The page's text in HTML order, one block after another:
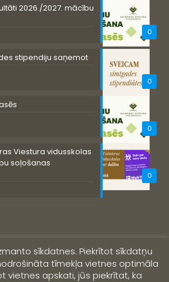
0
2026./2027. mācību
0
stipendiju saņemot
0
0
Viestura vidusskolas
soļošanas
sīkdatnes. Piekrītot sīkdatņu
tīmekļa vietnes optimāla
vietnes apskati, jūs piekrītat, ka